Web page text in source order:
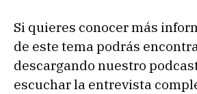
Si quieres conocer más
de este tema podrás
descargando nuestro
escuchar la entrevista